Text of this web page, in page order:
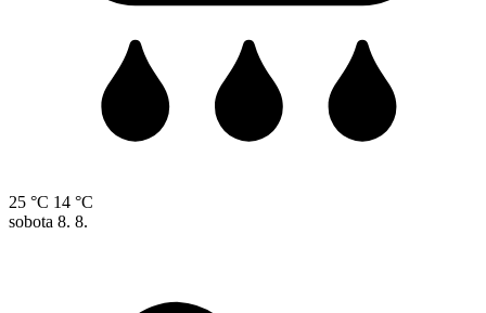
25 °C 14 °C
sobota 8. 8.